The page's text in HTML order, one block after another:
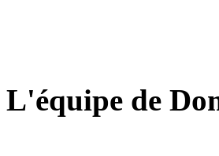
L'équipe de